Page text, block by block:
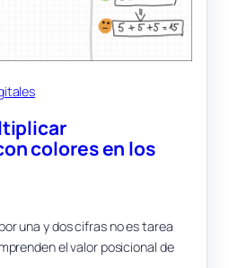
colores en los
una y dos cifras no es tarea
el valor posicional de